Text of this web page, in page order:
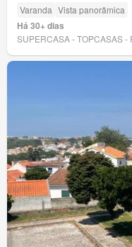
Varanda Vista panorâmica
Há 30+ dias
SUPERCASA - TOPCASAS -